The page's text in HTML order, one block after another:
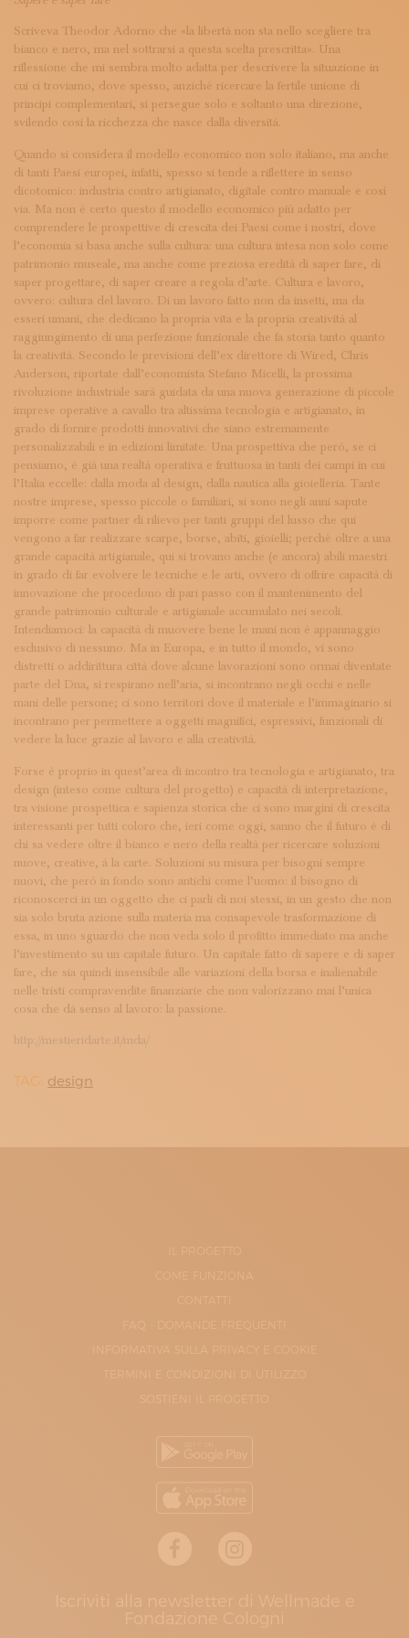
ISCRIVITI ALLA NEWSLETTER
SOSTIENICI
MAGAZINE
TUTTI I CONTENUTI
NEWS
INTERVISTE
ITINERARI
ISCRIVITI
LOGIN
Scriveva Theodor Adorno che «la libertà non sta nello scegliere tra
bianco e nero, ma nel sottrarsi a questa scelta prescritta». Una
riflessione che mi sembra molto adatta per descrivere la situazione in
cui ci troviamo, dove spesso, anziché ricercare la fertile unione di
principi complementari, si persegue solo e soltanto una direzione,
svilendo così la ricchezza che nasce dalla diversità.
Quando si considera il modello economico non solo italiano, ma anche
di tanti Paesi europei, infatti, spesso si tende a riflettere in senso
dicotomico: industria contro artigianato, digitale contro manuale e così
via. Ma non è certo questo il modello economico più adatto per
comprendere le prospettive di crescita dei Paesi come i nostri, dove
l’economia si basa anche sulla cultura: una cultura intesa non solo come
patrimonio museale, ma anche come preziosa eredità di saper fare, di
saper progettare, di saper creare a regola d’arte. Cultura e lavoro,
ovvero: cultura del lavoro. Di un lavoro fatto non da insetti, ma da
esseri umani, che dedicano la propria vita e la propria creatività al
raggiungimento di una perfezione funzionale che fa storia tanto quanto
la creatività. Secondo le previsioni dell’ex direttore di Wired, Chris
Anderson, riportate dall’economista Stefano Micelli, la prossima
rivoluzione industriale sarà guidata da una nuova generazione di piccole
imprese operative a cavallo tra altissima tecnologia e artigianato, in
grado di fornire prodotti innovativi che siano estremamente
personalizzabili e in edizioni limitate. Una prospettiva che però, se ci
pensiamo, è già una realtà operativa e fruttuosa in tanti dei campi in cui
l’Italia eccelle: dalla moda al design, dalla nautica alla gioielleria. Tante
nostre imprese, spesso piccole o familiari, si sono negli anni sapute
imporre come partner di rilievo per tanti gruppi del lusso che qui
vengono a far realizzare scarpe, borse, abiti, gioielli; perché oltre a una
grande capacità artigianale, qui si trovano anche (e ancora) abili maestri
in grado di far evolvere le tecniche e le arti, ovvero di offrire capacità di
innovazione che procedono di pari passo con il mantenimento del
grande patrimonio culturale e artigianale accumulato nei secoli.
Intendiamoci: la capacità di muovere bene le mani non è appannaggio
esclusivo di nessuno. Ma in Europa, e in tutto il mondo, vi sono
distretti o addirittura città dove alcune lavorazioni sono ormai diventate
parte del Dna, si respirano nell’aria, si incontrano negli occhi e nelle
mani delle persone; ci sono territori dove il materiale e l’immaginario si
incontrano per permettere a oggetti magnifici, espressivi, funzionali di
vedere la luce grazie al lavoro e alla creatività.
Forse è proprio in quest’area di incontro tra tecnologia e artigianato, tra
design (inteso come cultura del progetto) e capacità di interpretazione,
tra visione prospettica e sapienza storica che ci sono margini di crescita
interessanti per tutti coloro che, ieri come oggi, sanno che il futuro è di
chi sa vedere oltre il bianco e nero della realtà per ricercare soluzioni
nuove, creative, à la carte. Soluzioni su misura per bisogni sempre
nuovi, che però in fondo sono antichi come l’uomo: il bisogno di
riconoscerci in un oggetto che ci parli di noi stessi, in un gesto che non
sia solo bruta azione sulla materia ma consapevole trasformazione di
essa, in uno sguardo che non veda solo il profitto immediato ma anche
l’investimento su un capitale futuro. Un capitale fatto di sapere e di saper
fare, che sia quindi insensibile alle variazioni della borsa e inalienabile
nelle tristi compravendite finanziarie che non valorizzano mai l’unica
cosa che dà senso al lavoro: la passione.
http://mestieridarte.it/mda/
TAG: design